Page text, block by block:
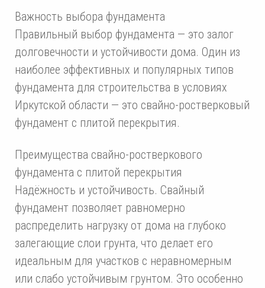
Важность выбора фундамента
Правильный выбор фундамента — это залог
долговечности и устойчивости дома. Один из
наиболее эффективных и популярных типов
фундамента для строительства в условиях
Иркутской области — это свайно-ростверковый
фундамент с плитой перекрытия.
Преимущества свайно-ростверкового
фундамента с плитой перекрытия
Надёжность и устойчивость. Свайный
фундамент позволяет равномерно
распределить нагрузку от дома на глубоко
залегающие слои грунта, что делает его
идеальным для участков с неравномерным
или слабо устойчивым грунтом. Это особенно